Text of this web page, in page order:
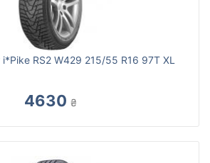
RS2 W429 215/55 R16 97T XL
4630 ₴